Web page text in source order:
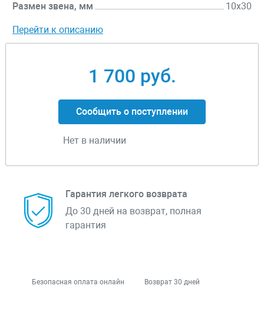
Размен звена, мм 10х30
Перейти к описанию
1 700 руб.
Сообщить о поступлении
Нет в наличии
Гарантия легкого возврата
До 30 дней на возврат, полная
гарантия
Безопасная оплата онлайн Возврат 30 дней